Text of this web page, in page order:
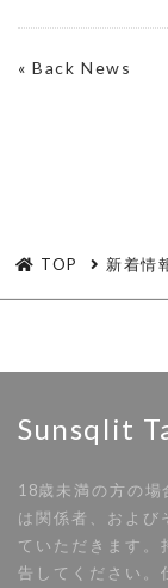
«Back News
TOP 新着情
Sunsqlit
18歳未満の方の場
は関係者、および
ていただきます。
告してください。